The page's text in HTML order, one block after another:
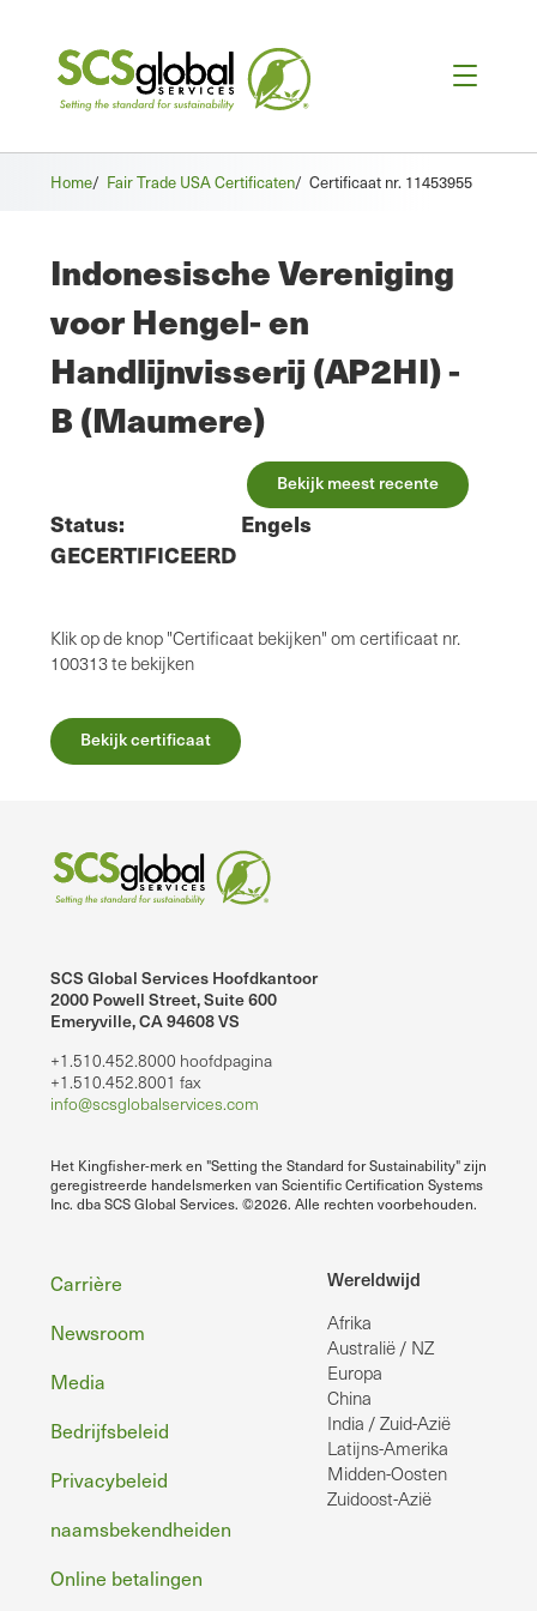
Home/ Fair Trade USA Certificaten/ Certificaat nr. 11453955
Indonesische Vereniging
voor Hengel- en
Handlijnvisserij (AP2HI) -
B (Maumere)
Bekijk meest recente
Status:
GECERTIFICEERD
Engels
Klik op de knop "Certificaat bekijken" om certificaat nr.
100313 te bekijken
Bekijk certificaat
SCS Global Services Hoofdkantoor
2000 Powell Street, Suite 600
Emeryville, CA 94608 VS
+1.510.452.8000 hoofdpagina
+1.510.452.8001 fax
info@scsglobalservices.com
Het Kingfisher-merk en "Setting the Standard for Sustainability" zijn
geregistreerde handelsmerken van Scientific Certification Systems
Inc. dba SCS Global Services. ©2026. Alle rechten voorbehouden.
Wereldwijd
Afrika
Australië / NZ
Europa
China
India / Zuid-Azië
Latijns-Amerika
Midden-Oosten
Zuidoost-Azië
Voettekst
Carrière
Newsroom
Media
Bedrijfsbeleid
Privacybeleid
naamsbekendheiden
Online betalingen